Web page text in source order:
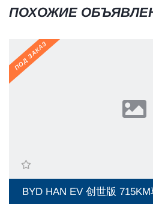
ПОХОЖИЕ
ПОД ЗАКАЗ
BYD HAN EV 创世版